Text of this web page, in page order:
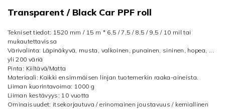
Transparent / Black Car PPF roll
Tekniset tiedot: 1520 mm / 15 m * 6,5 / 7,5 / 8,5 / 9,5 / 10 mil tai
mukautettavissa
Värivalinta: Läpinäkyvä, musta, valkoinen, punainen, sininen, hopea, ...
yli 200 väriä
Pinta: Kiiltävä/Matta
Materiaali: Kaikki ensimmäisen linjan tuotemerkin raaka-aineista.
Liiman kuorintavoima: 1000 g
Liiman kestävyys: 10 vuotta
Ominaisuudet: itsekorjautuva / erinomainen joustavuus / kemiallinen